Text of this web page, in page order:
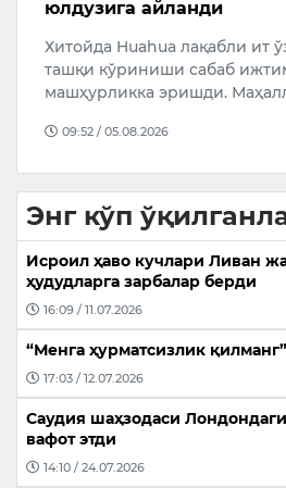
ит ўзининг ноодатий
ижтимоий тармоқларда
Маҳаллий ОАВларга к…
Энг кўп
Исроил ҳаво кучлари Ливан
ҳудудларга зарбалар берди
16:09 / 11.07.2026
“Менга ҳурматсизлик
17:03 / 12.07.2026
Саудия шаҳзодаси
вафот этди
14:10 / 24.07.2026